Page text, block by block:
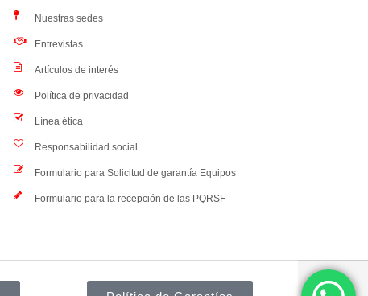
Nuestras sedes
Entrevistas
Artículos de interés
Política de privacidad
Línea ética
Responsabilidad social
Formulario para Solicitud de garantía Equipos
Formulario para la recepción de las PQRSF